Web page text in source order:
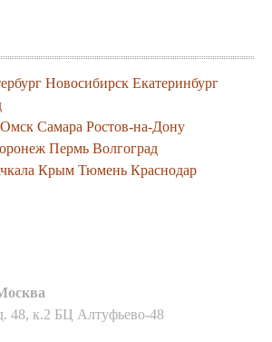
Новосибирск Екатеринбург
Омск Самара Ростов-на-Дону
Пермь Волгоград
Крым Тюмень Краснодар
48, к.2 БЦ Алтуфьево-48